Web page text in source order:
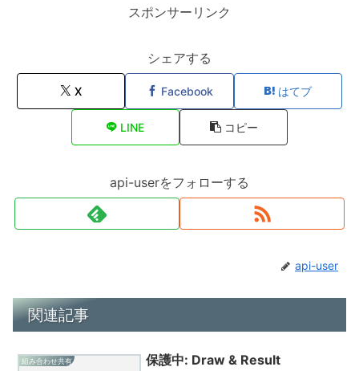
スポンサーリンク
シェアする
X Facebook はてブ
LINE コピー
api-userをフォローする
api-user
関連記事
組み合わせ共有 保護中: Draw & Result